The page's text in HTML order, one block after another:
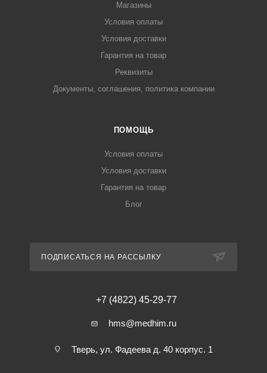
Магазины
Условия оплаты
Условия доставки
Гарантия на товар
Реквизиты
Документы, соглашения, политика компании
ПОМОЩЬ
Условия оплаты
Условия доставки
Гарантия на товар
Блог
ПОДПИСАТЬСЯ НА РАССЫЛКУ
+7 (4822) 45-29-77
hms@medhim.ru
Тверь, ул. Фадеева д. 40 корпус. 1